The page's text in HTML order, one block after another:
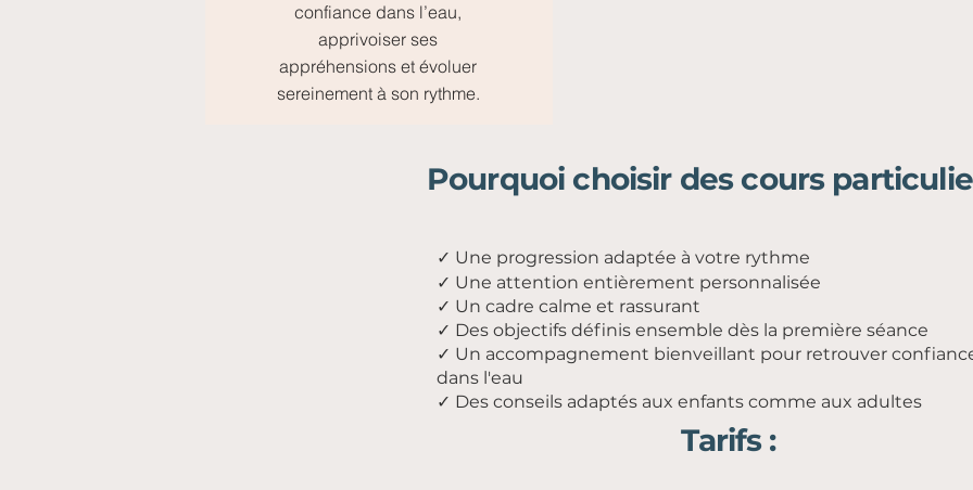
confiance dans l’eau,
apprivoiser ses
appréhensions et évoluer
sereinement à son rythme.
Pourquoi choisir des cours
✓ Une progression adaptée à votre rythme
✓ Une attention entièrement personnalisée
✓ Un cadre calme et rassurant
✓ Des objectifs définis ensemble dès la première séance
✓ Un accompagnement bienveillant pour retrouver
dans l'eau
✓ Des conseils adaptés aux enfants comme aux adultes
Tarifs :